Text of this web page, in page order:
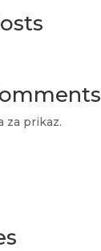
za prikaz.